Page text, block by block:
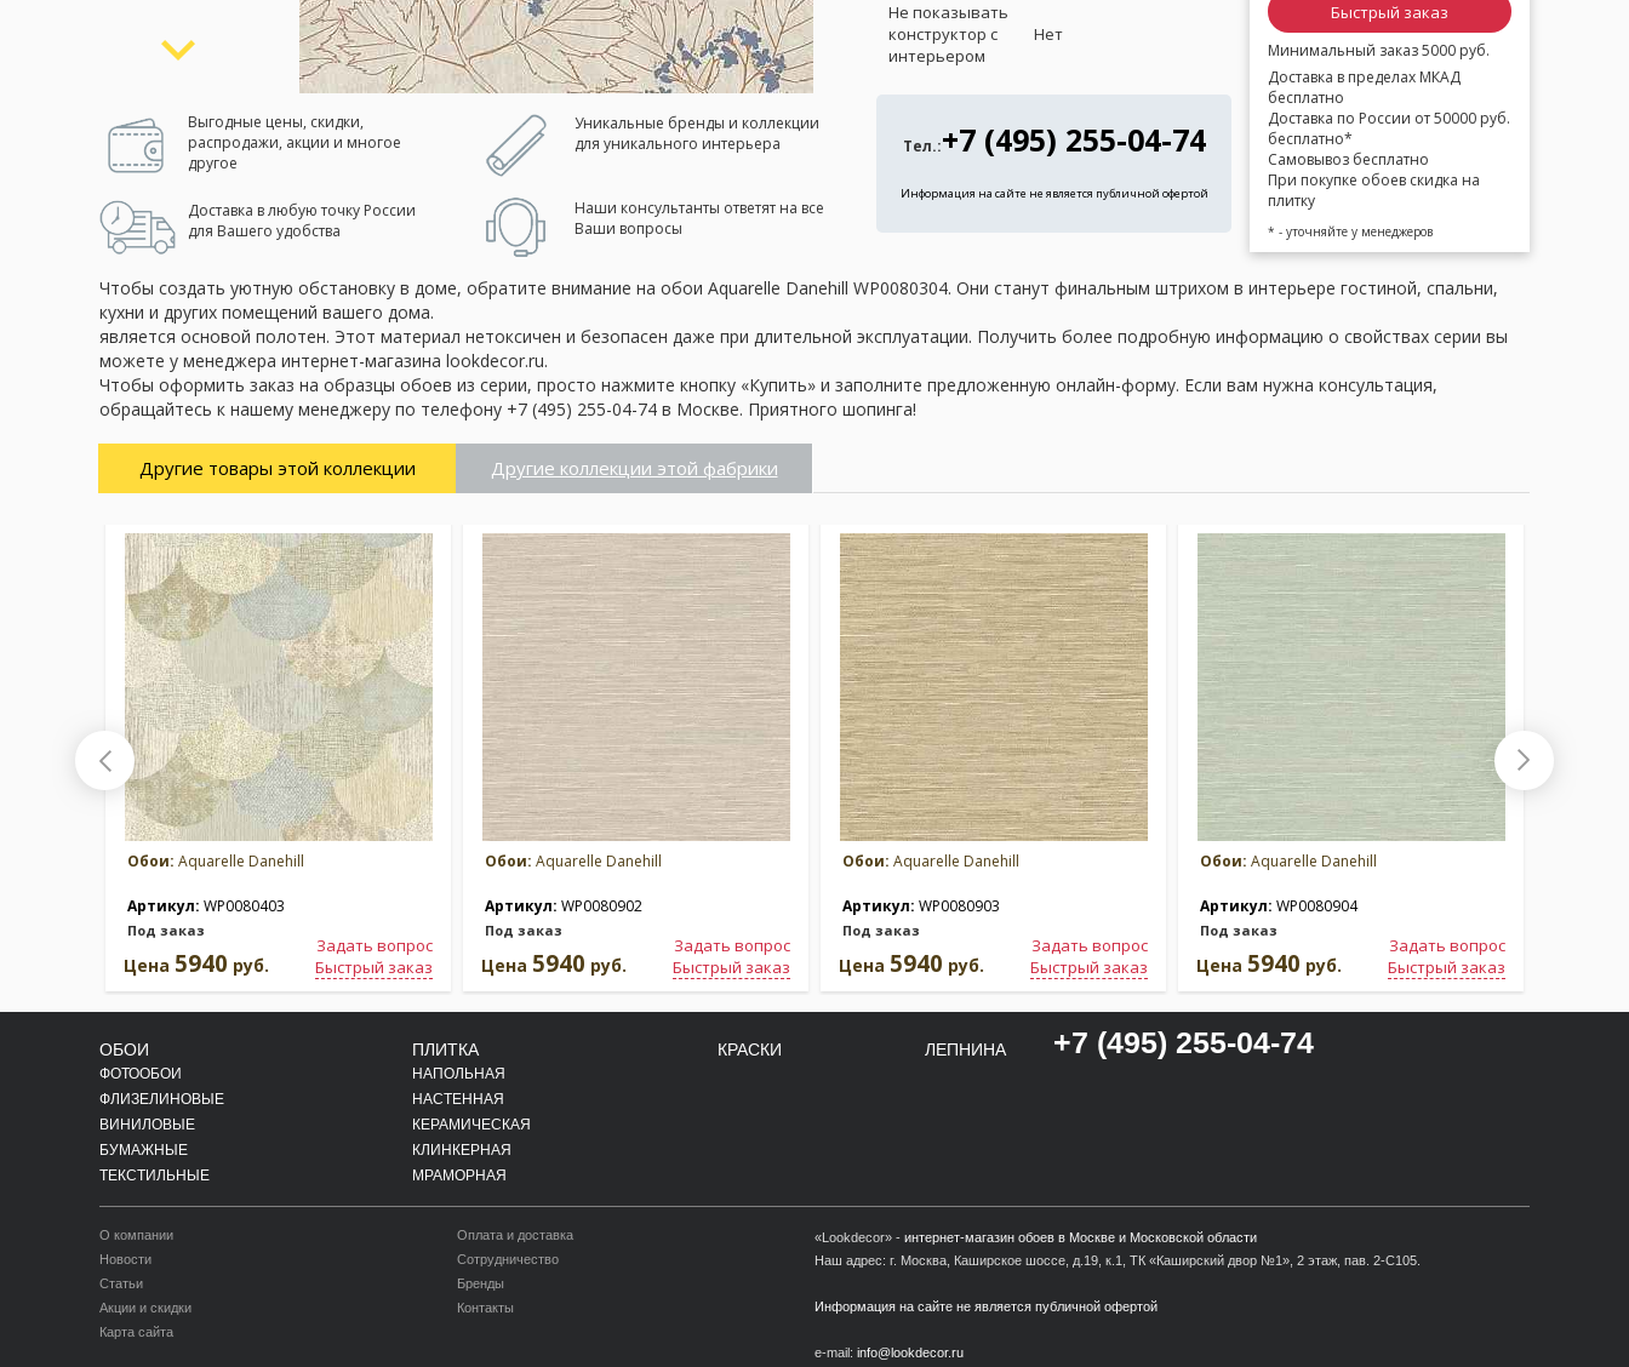
Выгодные цены, скидки,
распродажи, акции и многое
другое
Уникальные бренды и коллекции
для уникального интерьера
Доставка в любую точку России
для Вашего удобства
Наши консультанты ответят на все
Ваши вопросы
Не показывать
конструктор с
интерьером
Нет
Тел.:+7 (495) 255-04-74
Информация на сайте не является публичной офертой
Быстрый заказ
Минимальный заказ 5000 руб.
Доставка в пределах МКАД
бесплатно
Доставка по России от 50000 руб.
бесплатно*
Самовывоз бесплатно
При покупке обоев скидка на
плитку
* - уточняйте у менеджеров
Чтобы создать уютную обстановку в доме, обратите внимание на обои Aquarelle Danehill WP0080304. Они станут финальным штрихом в интерьере гостиной, спальни,
кухни и других помещений вашего дома.
является основой полотен. Этот материал нетоксичен и безопасен даже при длительной эксплуатации. Получить более подробную информацию о свойствах серии вы
можете у менеджера интернет-магазина lookdecor.ru.
Чтобы оформить заказ на образцы обоев из серии, просто нажмите кнопку «Купить» и заполните предложенную онлайн-форму. Если вам нужна консультация,
обращайтесь к нашему менеджеру по телефону +7 (495) 255-04-74 в Москве. Приятного шопинга!
Другие товары этой коллекции Другие коллекции этой фабрики
Обои: Aquarelle Danehill
Артикул: WP0080403
Под заказ
Задать вопрос
Быстрый заказ
Цена 5940 руб.
Обои: Aquarelle Danehill
Артикул: WP0080902
Под заказ
Задать вопрос
Быстрый заказ
Цена 5940 руб.
Обои: Aquarelle Danehill
Артикул: WP0080903
Под заказ
Задать вопрос
Быстрый заказ
Цена 5940 руб.
Обои: Aquarelle Danehill
Артикул: WP0080904
Под заказ
Задать вопрос
Быстрый заказ
Цена 5940 руб.
ОБОИ
ФОТООБОИ
ФЛИЗЕЛИНОВЫЕ
ВИНИЛОВЫЕ
БУМАЖНЫЕ
ТЕКСТИЛЬНЫЕ
ПЛИТКА
НАПОЛЬНАЯ
НАСТЕННАЯ
КЕРАМИЧЕСКАЯ
КЛИНКЕРНАЯ
МРАМОРНАЯ
КРАСКИ ЛЕПНИНА +7 (495) 255-04-74
О компании
Новости
Статьи
Акции и скидки
Карта сайта
Оплата и доставка
Сотрудничество
Бренды
Контакты
«Lookdecor» - интернет-магазин обоев в Москве и Московской области
Наш адрес: г. Москва, Каширское шоссе, д.19, к.1, ТК «Каширский двор №1», 2 этаж, пав. 2-С105.
Информация на сайте не является публичной офертой
e-mail: info@lookdecor.ru